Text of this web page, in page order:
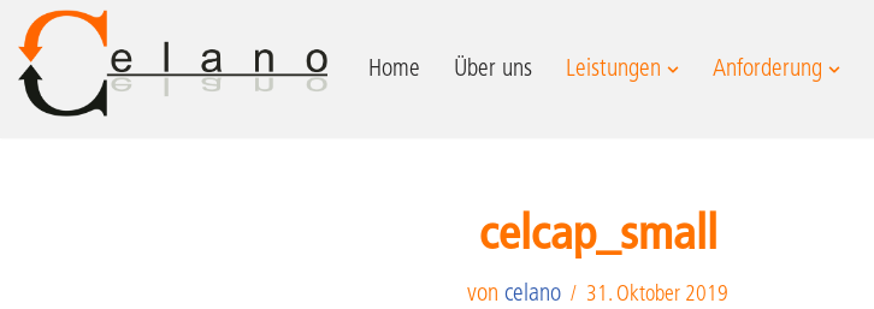
Zum
Inhalt
Home Über uns Leistungen Anforderung
celcap_small
von celano 31. Oktober 2019